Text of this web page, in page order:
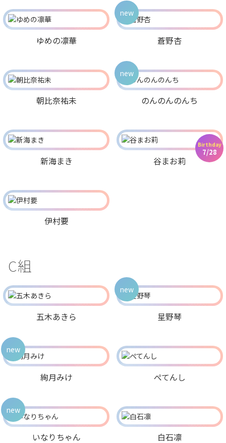
ゆめの凛華 蒼野杏
new
Birthday
7/28
朝比奈祐未 のんのんのんち
new
新海まき 谷まお莉
伊村要
C組
五木あきら 星野琴
new
絢月みけ
new
ぺてんし
いなりちゃん
new
白石凛